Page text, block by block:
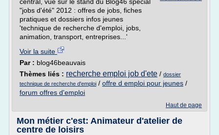
"jobs d'été" 2012 : offres de jobs, fiches
pratiques et dossiers infos jeunes
'technique de recherche d'emploi, jobs,
animation, transport, entreprises...'
Voir la suite
Par : blog46beauvais
Thèmes liés : recherche emploi job d'ete / dossier
technique de recherche d'emploi / offre d emploi pour jeunes /
forum offres d'emploi
Haut de page
Mon métier c'est: Animateur d'atelier de
centre de loisirs